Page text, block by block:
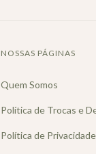
NOSSAS PÁGINAS
Quem Somos
Política de Trocas e
Política de Privacidade